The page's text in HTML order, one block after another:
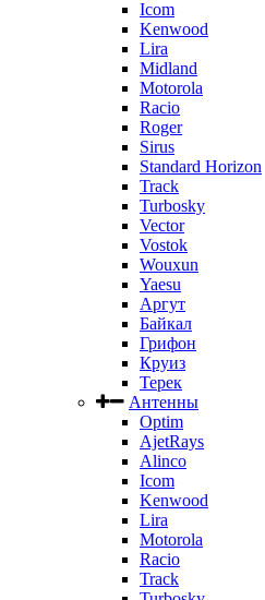
Icom
Kenwood
Lira
Midland
Motorola
Racio
Roger
Sirus
Standard Horizon
Track
Turbosky
Vector
Vostok
Wouxun
Yaesu
Аргут
Байкал
Грифон
Круиз
Терек
Антенны
Optim
AjetRays
Alinco
Icom
Kenwood
Lira
Motorola
Racio
Track